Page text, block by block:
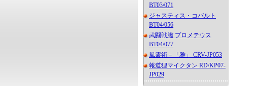
BT03/071
ジャスティス・コバルト
BT04/056
武闘戦艦 プロメテウス
BT04/077
風霊術－「雅」 CRV-JP053
報道狸マイクタン RD/KP07-
JP029